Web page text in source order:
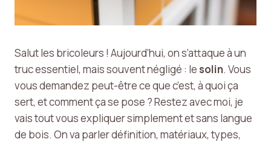
Salut les bricoleurs ! Aujourd’hui, on s’attaque à un
truc essentiel, mais souvent négligé : le solin. Vous
vous demandez peut-être ce que c’est, à quoi ça
sert, et comment ça se pose ? Restez avec moi, je
vais tout vous expliquer simplement et sans langue
de bois. On va parler définition, matériaux, types,